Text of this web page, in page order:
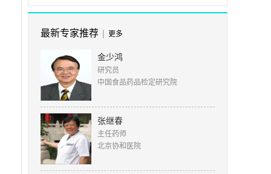
最新专家推荐 | 更多
金少鸿
研究员
中国食品药品检定研究院
张继春
主任药师
北京协和医院